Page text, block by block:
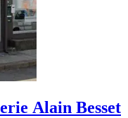
Alain Besset